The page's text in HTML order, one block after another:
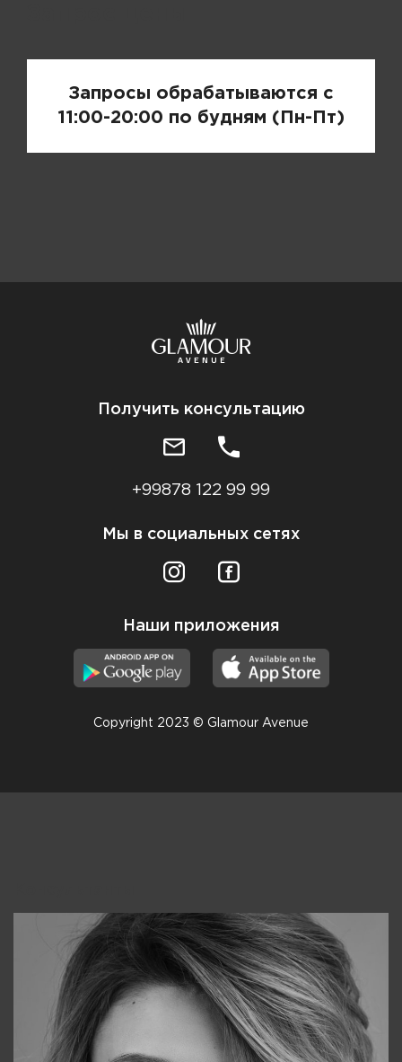
Запросы обрабатываются с
11:00-20:00 по будням (Пн-Пт)
Получить консультацию
+99878 122 99 99
Мы в социальных сетях
Наши приложения
Copyright 2023 © Glamour Avenue